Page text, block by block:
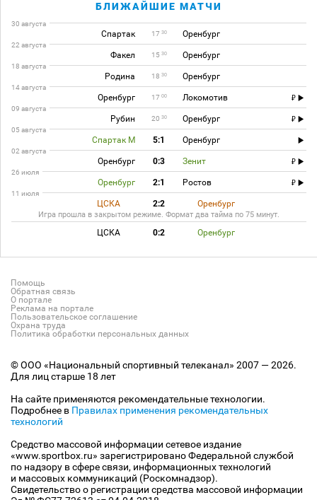
БЛИЖАЙШИЕ МАТЧИ
30 августа
Спартак 17 30 Оренбург
22 августа
Факел 15 30 Оренбург
18 августа
Родина 18 30 Оренбург
14 августа
Оренбург 17 00 Локомотив
09 августа
Рубин 20 30 Оренбург
05 августа
Спартак М 5:1 Оренбург
02 августа
Оренбург 0:3 Зенит
26 июля
Оренбург 2:1 Ростов
11 июля
ЦСКА 2:2 Оренбург
Игра прошла в закрытом режиме. Формат два тайма по 75 минут.
ЦСКА 0:2 Оренбург
Помощь
Обратная связь
О портале
Реклама на портале
Пользовательское соглашение
Охрана труда
Политика обработки персональных данных
© ООО «Национальный спортивный телеканал» 2007 — 2026.
Для лиц старше 18 лет
На сайте применяются рекомендательные технологии.
Подробнее в Правилах применения рекомендательных
технологий
Средство массовой информации сетевое издание
«www.sportbox.ru» зарегистрировано Федеральной службой
по надзору в сфере связи, информационных технологий
и массовых коммуникаций (Роскомнадзор).
Свидетельство о регистрации средства массовой информации